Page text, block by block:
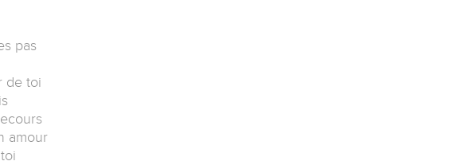
pas
de toi
amour